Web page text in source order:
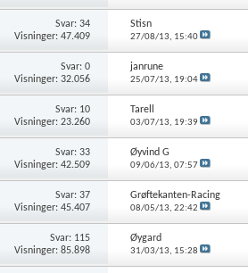
Svar: 34
Visninger: 47.409
Stisn
27/08/13, 15:40
Svar: 0
Visninger: 32.056
janrune
25/07/13, 19:04
Svar: 10
Visninger: 23.260
Tarell
03/07/13, 19:39
Svar: 33
Visninger: 42.509
Øyvind G
09/06/13, 07:57
Svar: 37
Visninger: 45.407
Grøftekanten-Racing
08/05/13, 22:42
Svar: 115
Visninger: 85.898
Øygard
31/03/13, 15:28